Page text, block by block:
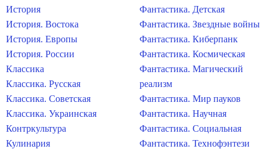
История
История. Востока
История. Европы
История. России
Классика
Классика. Русская
Классика. Советская
Классика. Украинская
Контркультура
Кулинария
Фантастика. Детская
Фантастика. Звездные войны
Фантастика. Киберпанк
Фантастика. Космическая
Фантастика. Магический
реализм
Фантастика. Мир пауков
Фантастика. Научная
Фантастика. Социальная
Фантастика. Технофэнтези